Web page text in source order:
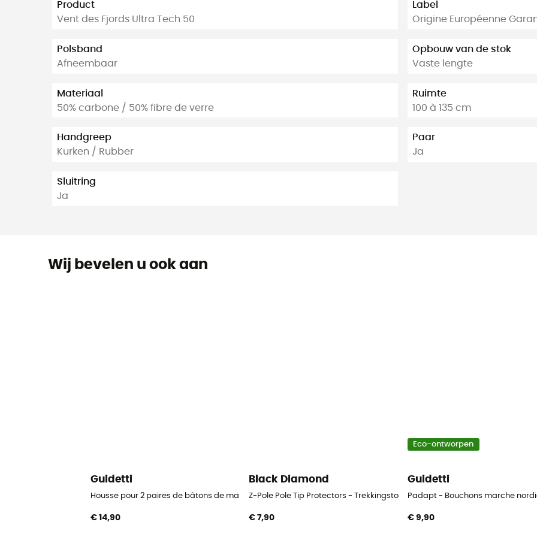
Product
Vent des Fjords Ultra Tech 50
Polsband
Afneembaar
Materiaal
50% carbone / 50% fibre de verre
Handgreep
Kurken / Rubber
Sluitring
Ja
Label
Origine Européenne
Opbouw van de stok
Vaste lengte
Ruimte
100 à 135 cm
Paar
Ja
Wij bevelen u ook aan
Guidetti
Housse pour 2 paires de bâtons de marche nordique
€ 14,90
Black Diamond
Z-Pole Pole Tip Protectors - Trekkingstok-accessoire
€ 7,90
Eco-ontworpen
Guidetti
Padapt - Bouchons marche
€ 9,90